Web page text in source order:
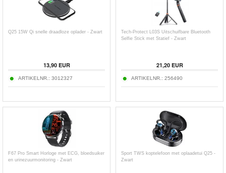
Q25 15W Qi snelle draadloze oplader - Zwart
13,90EUR
ARTIKELNR.: 3012327
Tech-Protect L03S Uitschuifbare Bluetooth
Selfie Stick met Statief - Zwart
21,20EUR
ARTIKELNR.: 256490
F67 Pro Smart Horloge met ECG, bloedsuiker
en urinezuurmonitoring - Zwart
Sport TWS koptelefoon met oplaadetui Q25 -
Zwart